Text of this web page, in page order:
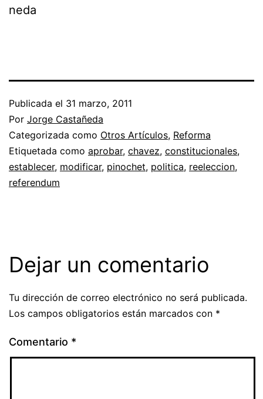
neda
Publicada el 31 marzo, 2011
Por Jorge Castañeda
Categorizada como Otros Artículos, Reforma
Etiquetada como aprobar, chavez, constitucionales,
establecer, modificar, pinochet, politica, reeleccion,
referendum
Dejar un comentario
Tu dirección de correo electrónico no será publicada.
Los campos obligatorios están marcados con *
Comentario *